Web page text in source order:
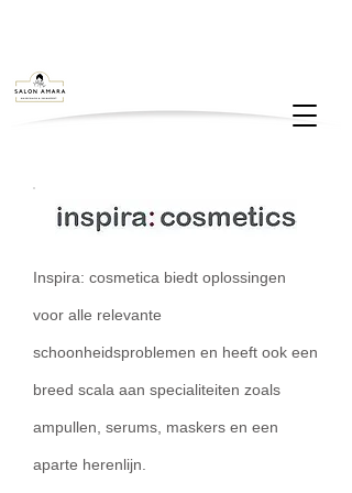
Inspira: cosmetica biedt oplossingen
voor alle relevante
schoonheidsproblemen en heeft ook een
breed scala aan specialiteiten zoals
ampullen, serums, maskers en een
aparte herenlijn.